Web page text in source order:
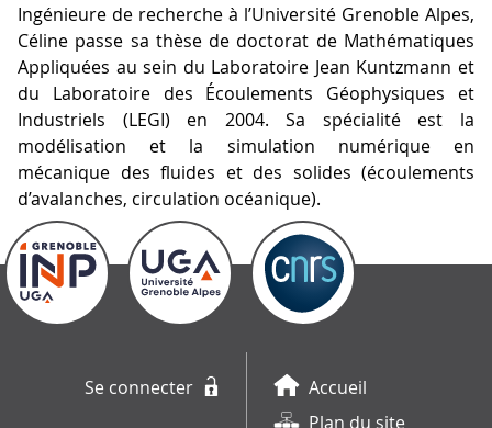
Ingénieure de recherche à l’Université Grenoble Alpes,
Céline passe sa thèse de doctorat de Mathématiques
Appliquées au sein du Laboratoire Jean Kuntzmann et
du Laboratoire des Écoulements Géophysiques et
Industriels (LEGI) en 2004. Sa spécialité est la
modélisation et la simulation numérique en
mécanique des fluides et des solides (écoulements
d’avalanches, circulation océanique).
Se connecter
Accueil
Plan du site